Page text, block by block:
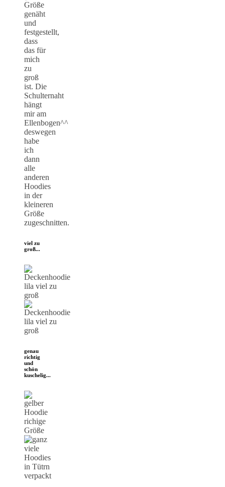
Größe
genäht
und
festgestellt,
dass
das für
mich
zu
groß
ist. Die
Schulternaht
hängt
mir am
Ellenbogen^^
deswegen
habe
ich
dann
alle
anderen
Hoodies
in der
kleineren
Größe
zugeschnitten.
viel zu
groß...
genau
richtig
und
schön
kuschelig...